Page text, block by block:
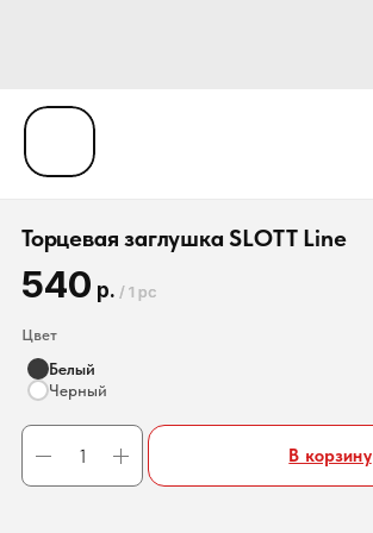
Торцевая заглушка SLOTT Line
540 р. /1 pc
Цвет
Белый
Черный
В корзину